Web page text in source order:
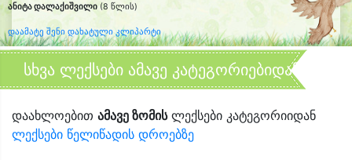
ანიტა დალაქიშვილი (8 წლის)
დაამატე შენი დახატული კლიპარტი
სხვა ლექსები ამავე კატეგორიებიდან
დაახლოებით ამავე ზომისლექსები კატეგორიიდან
ლექსები წელიწადის დროებზე